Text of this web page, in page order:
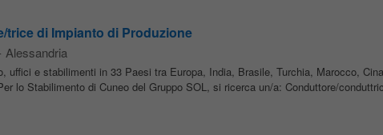
trice di Impianto di Produzione
Alessandria
uffici e stabilimenti in 33 Paesi tra Europa, India, Brasile, Turchia, Marocco,
lo Stabilimento di Cuneo del Gruppo SOL, si ricerca un/a: Conduttore/